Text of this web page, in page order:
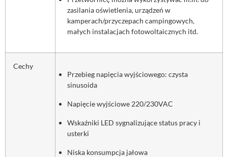
zasilania oświetlenia, urządzeń w
kamperach/przyczepach campingowych,
małych instalacjach fotowoltaicznych itd.
Cechy
Przebieg napięcia wyjściowego: czysta
sinusoida
Napięcie wyjściowe 220/230VAC
Wskaźniki LED sygnalizujące status pracy i
usterki
Niska konsumpcja jałowa